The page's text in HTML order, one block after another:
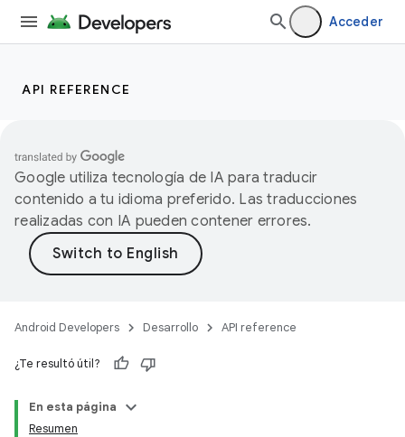
Acceder
API REFERENCE
Google utiliza tecnología de IA para traducir
contenido a tu idioma preferido. Las traducciones
realizadas con IA pueden contener errores.
Android Developers Desarrollo API reference
¿Te resultó útil?
En esta página
Resumen